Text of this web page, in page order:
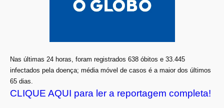
Nas últimas 24 horas, foram registrados 638 óbitos e 33.445
infectados pela doença; média móvel de casos é a maior dos últimos
65 dias.
CLIQUE AQUI para ler a reportagem completa!